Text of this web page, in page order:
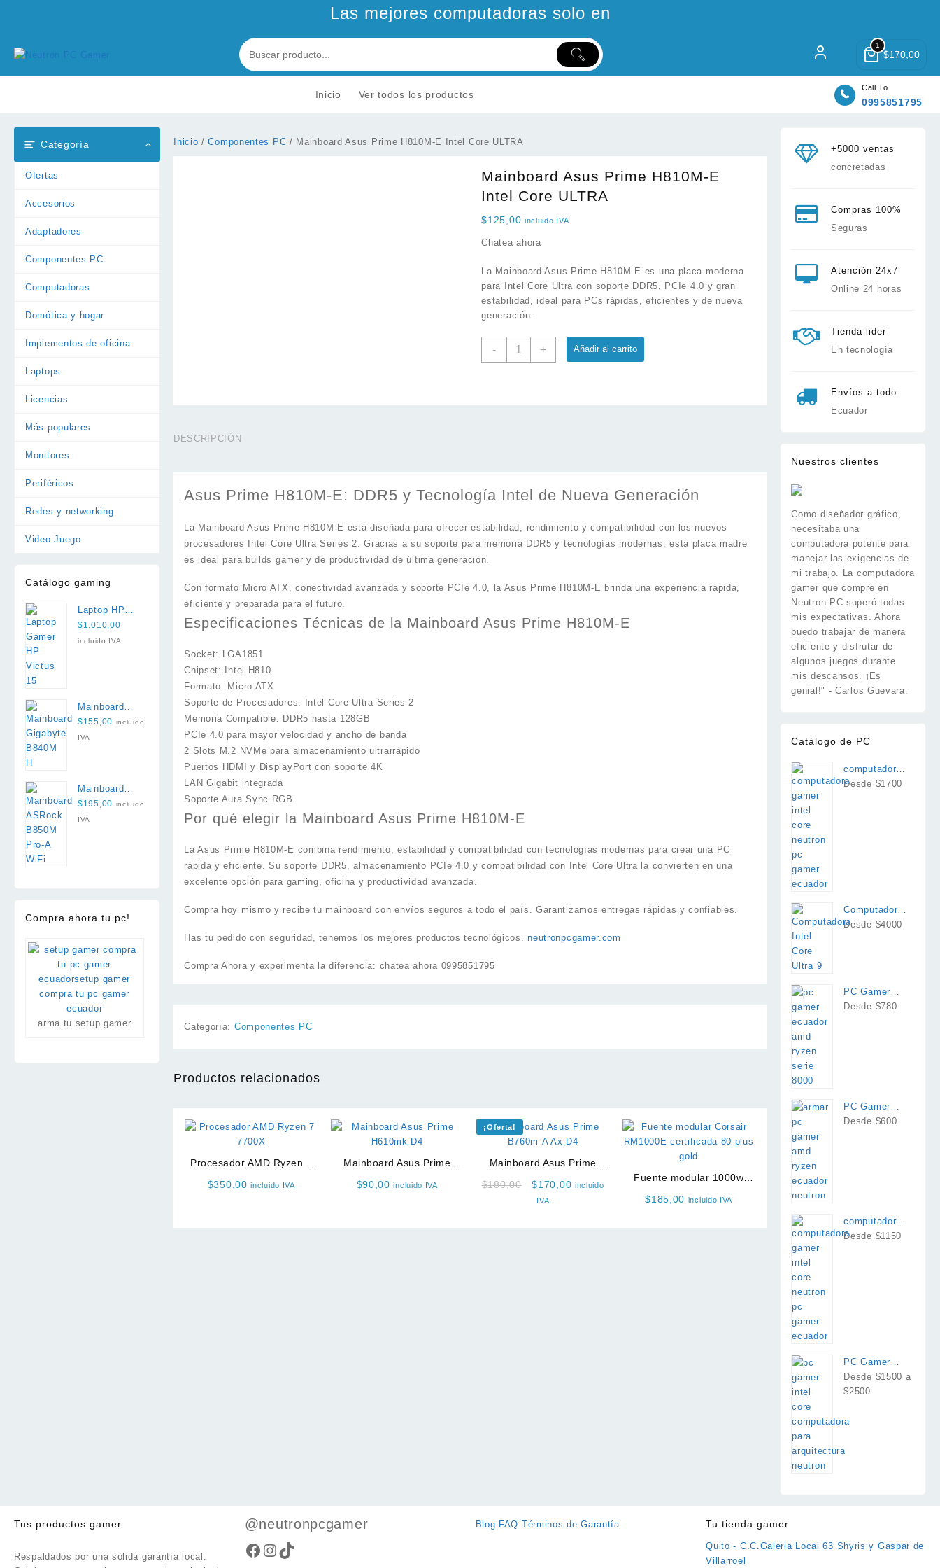
Las mejores computadoras solo en
1
$170,00
Inicio Ver todos los productos
Call To
0995851795
Categoría
Ofertas
Accesorios
Adaptadores
Componentes PC
Computadoras
Domótica y hogar
Implementos de oficina
Laptops
Licencias
Más populares
Monitores
Periféricos
Redes y networking
Video Juego
Catálogo gaming
Laptop HP
Victus 15 i5
13420H 16GB
$1.010,00
incluido IVA
Mainboard
Gigabyte
B840M H
$155,00 incluido
IVA
Mainboard
ASRock
B850M Pro-A
$195,00 incluido
IVA
Compra ahora tu pc!
arma tu setup gamer
Inicio /Componentes PC / Mainboard Asus Prime H810M-E Intel Core ULTRA
Mainboard Asus Prime H810M-E
Intel Core ULTRA
$125,00 incluido IVA
Chatea ahora
La Mainboard Asus Prime H810M-E es una placa moderna
para Intel Core Ultra con soporte DDR5, PCIe 4.0 y gran
estabilidad, ideal para PCs rápidas, eficientes y de nueva
generación.
-
Mainboard
+ Añadir al carrito
DESCRIPCIÓN
Asus Prime H810M-E: DDR5 y Tecnología Intel de Nueva Generación
La Mainboard Asus Prime H810M-E está diseñada para ofrecer estabilidad, rendimiento y compatibilidad con los nuevos
procesadores Intel Core Ultra Series 2. Gracias a su soporte para memoria DDR5 y tecnologías modernas, esta placa madre
es ideal para builds gamer y de productividad de última generación.
Con formato Micro ATX, conectividad avanzada y soporte PCIe 4.0, la Asus Prime H810M-E brinda una experiencia rápida,
eficiente y preparada para el futuro.
Especificaciones Técnicas de la Mainboard Asus Prime H810M-E
Socket: LGA1851
Chipset: Intel H810
Formato: Micro ATX
Soporte de Procesadores: Intel Core Ultra Series 2
Memoria Compatible: DDR5 hasta 128GB
PCIe 4.0 para mayor velocidad y ancho de banda
2 Slots M.2 NVMe para almacenamiento ultrarrápido
Puertos HDMI y DisplayPort con soporte 4K
LAN Gigabit integrada
Soporte Aura Sync RGB
Por qué elegir la Mainboard Asus Prime H810M-E
La Asus Prime H810M-E combina rendimiento, estabilidad y compatibilidad con tecnologías modernas para crear una PC
rápida y eficiente. Su soporte DDR5, almacenamiento PCIe 4.0 y compatibilidad con Intel Core Ultra la convierten en una
excelente opción para gaming, oficina y productividad avanzada.
Compra hoy mismo y recibe tu mainboard con envíos seguros a todo el país. Garantizamos entregas rápidas y confiables.
Has tu pedido con seguridad, tenemos los mejores productos tecnológicos.neutronpcgamer.com
Compra Ahora y experimenta la diferencia: chatea ahora 0995851795
Categoría: Componentes PC
Productos relacionados
Procesador AMD Ryzen 7
$350,00 incluido IVA
Mainboard Asus Prime
$90,00 incluido IVA
¡Oferta!
Mainboard Asus Prime
$180,00
Original
price
$170,00Current
incluido
IVA
Fuente modular 1000w
$185,00 incluido IVA
+5000 ventas
concretadas
Compras 100%
Seguras
Atención 24x7
Online 24 horas
Tienda lider
En tecnología
Envíos a todo
Ecuador
Nuestros clientes
Como diseñador gráfico,
necesitaba una
computadora potente para
manejar las exigencias de
mi trabajo. La computadora
gamer que compre en
Neutron PC superó todas
mis expectativas. Ahora
puedo trabajar de manera
eficiente y disfrutar de
algunos juegos durante
mis descansos. ¡Es
genial!" - Carlos Guevara.
Catálogo de PC
computadora
intel i7
Desde $1700
Computadora
Intel Core
Desde $4000
PC Gamer
AMD Ryzen
Desde $780
PC Gamer
AMD Ryzen
Desde $600
computadora
intel i7 rtx
Desde $1150
PC Gamer
Intel Core
Desde $1500 a
$2500
Tus productos gamer
Respaldados por una sólida garantía local.
@neutronpcgamer
Facebook
Instagram
TikTok
Blog FAQ Términos de Garantía Tu tienda gamer
Quito - C.C.Galeria Local 63 Shyris y Gaspar de
Villarroel